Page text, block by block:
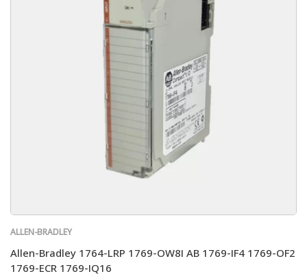
ALLEN-BRADLEY
Allen-Bradley 1764-LRP 1769-OW8I AB 1769-IF4 1769-OF2
1769-ECR 1769-IQ16